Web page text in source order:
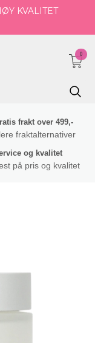
KVALITET
0
frakt over 499,-
fraktalternativer
og kvalitet
på pris og kvalitet